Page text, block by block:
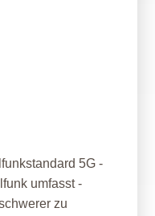
5G -
umfasst -
zu